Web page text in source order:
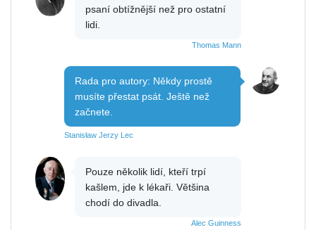
psaní obtížnější než pro ostatní
lidi.
Thomas Mann
Rada pro autory: Někdy prostě
musíte přestat psát. Ještě než
začnete.
Stanisław Jerzy Lec
Pouze několik lidí, kteří trpí
kašlem, jde k lékaři. Většina
chodí do divadla.
Alec Guinness